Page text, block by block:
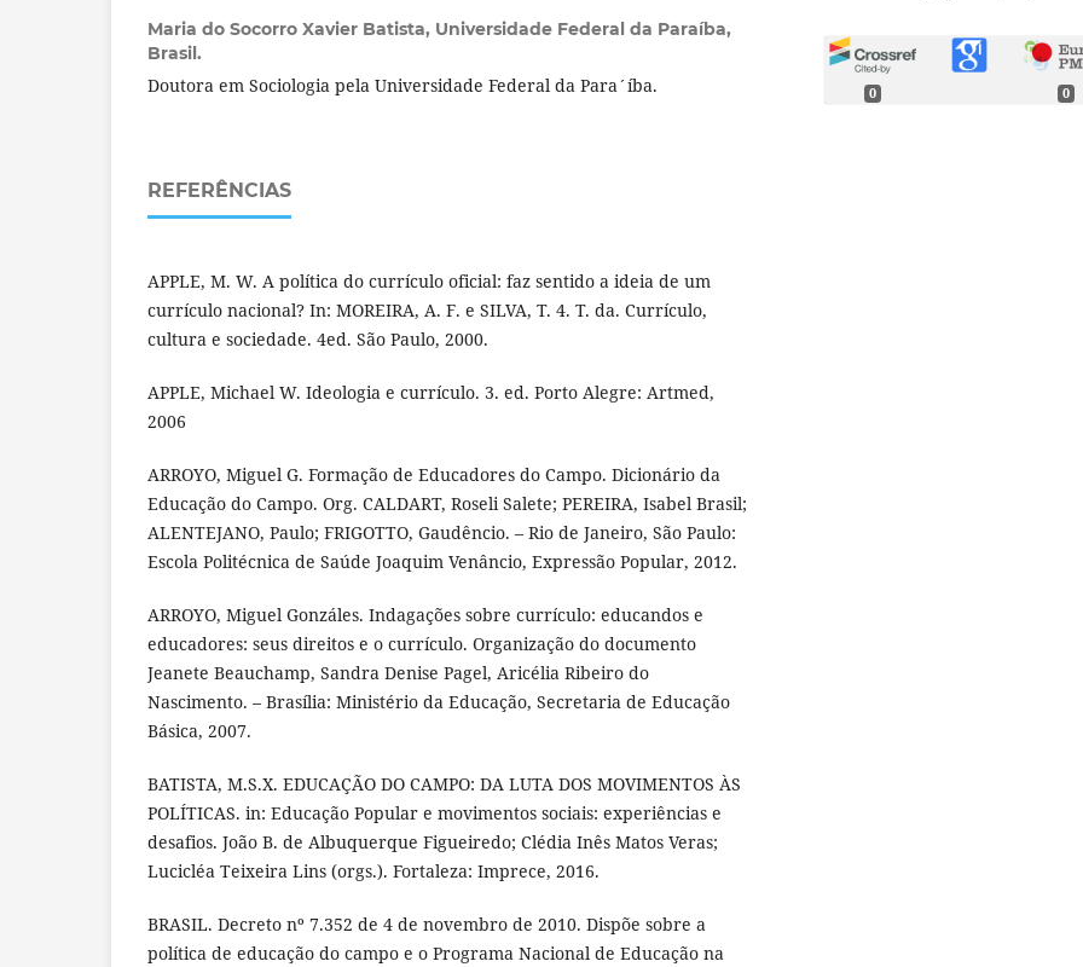
Maria do Socorro Xavier Batista, Universidade Federal da Paraíba,
Brasil.
Doutora em Sociologia pela Universidade Federal da Para´íba.
REFERÊNCIAS
APPLE, M. W. A política do currículo oficial: faz sentido a ideia de um
currículo nacional? In: MOREIRA, A. F. e SILVA, T. 4. T. da. Currículo,
cultura e sociedade. 4ed. São Paulo, 2000.
APPLE, Michael W. Ideologia e currículo. 3. ed. Porto Alegre: Artmed,
2006
ARROYO, Miguel G. Formação de Educadores do Campo. Dicionário da
Educação do Campo. Org. CALDART, Roseli Salete; PEREIRA, Isabel Brasil;
ALENTEJANO, Paulo; FRIGOTTO, Gaudêncio. – Rio de Janeiro, São Paulo:
Escola Politécnica de Saúde Joaquim Venâncio, Expressão Popular, 2012.
ARROYO, Miguel Gonzáles. Indagações sobre currículo: educandos e
educadores: seus direitos e o currículo. Organização do documento
Jeanete Beauchamp, Sandra Denise Pagel, Aricélia Ribeiro do
Nascimento. – Brasília: Ministério da Educação, Secretaria de Educação
Básica, 2007.
BATISTA, M.S.X. EDUCAÇÃO DO CAMPO: DA LUTA DOS MOVIMENTOS ÀS
POLÍTICAS. in: Educação Popular e movimentos sociais: experiências e
desafios. João B. de Albuquerque Figueiredo; Clédia Inês Matos Veras;
Lucicléa Teixeira Lins (orgs.). Fortaleza: Imprece, 2016.
BRASIL. Decreto nº 7.352 de 4 de novembro de 2010. Dispõe sobre a
política de educação do campo e o Programa Nacional de Educação na
0 0